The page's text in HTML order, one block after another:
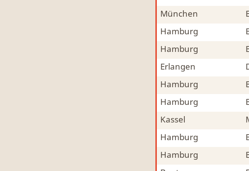
München
Bahnmitfahrgelegenheit, Mitfahrgelegenheit Bahn
Hamburg
Mitfahrgelegenheit & Fahrgemeinschaft
Hamburg
Mitfahrgelegenheit & Fahrgemeinschaft
Erlangen
Mitfahrgelegenheit & Fahrgemeinschaft
Hamburg
Mitfahrgelegenheit & Fahrgemeinschaft
Hamburg
Tiertransport, mit Hund, Hamster, Kleintiere
Mitfahrgelegenheit & Fahrgemeinschaft
Kassel
Mitfahrgelegenheit & Fahrgemeinschaft
Hamburg
Mitfahrgelegenheit & Fahrgemeinschaft
Hamburg
Mitfahrgelegenheit & Fahrgemeinschaft